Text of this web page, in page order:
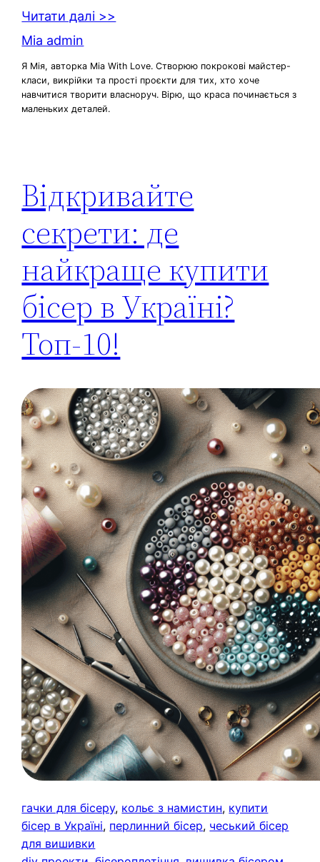
Читати далі >>
Mia admin
Я Мія, авторка Mia With Love. Створюю покрокові майстер-
класи, викрійки та прості проєкти для тих, хто хоче
навчитися творити власноруч. Вірю, що краса починається з
маленьких деталей.
Відкривайте
секрети: де
найкраще купити
бісер в Україні?
Топ-10!
гачки для бісеру, кольє з намистин, купити
бісер в Україні, перлинний бісер, чеський бісер
для вишивки